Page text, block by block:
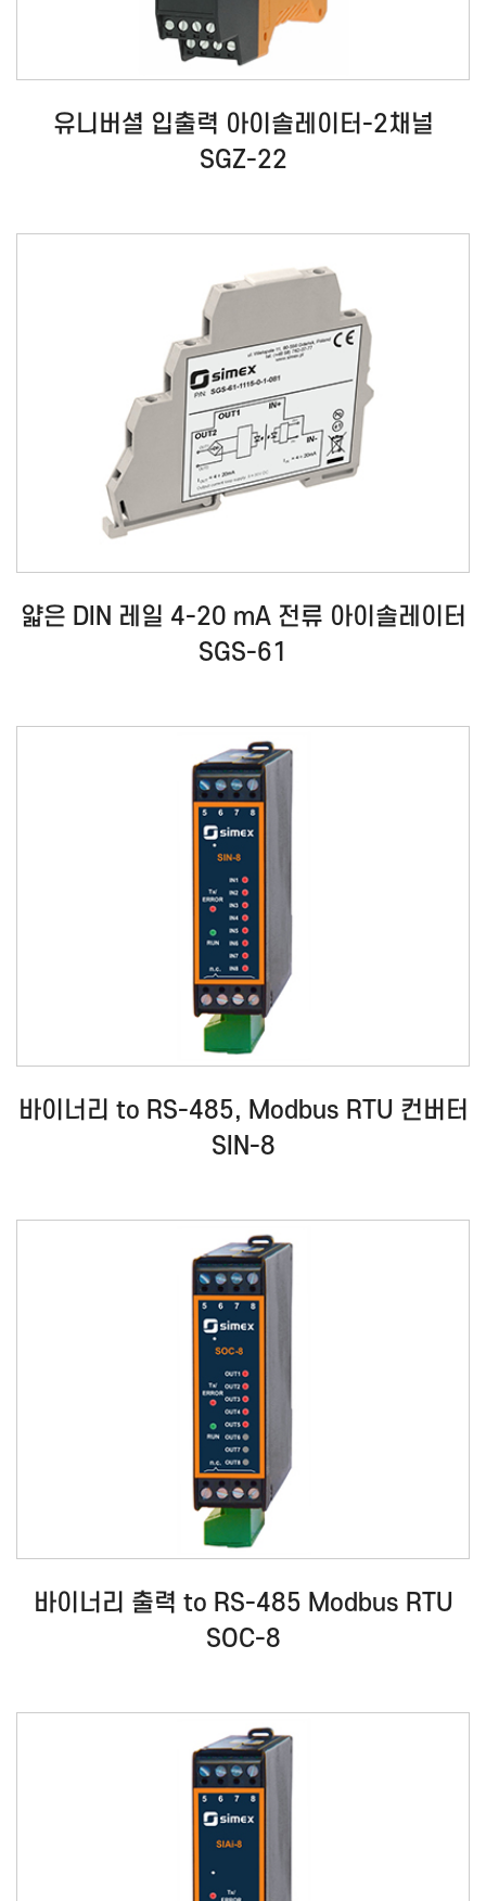
유니버셜 입출력 아이솔레이터-2채널
SGZ-22
얇은 DIN 레일 4-20 mA 전류 아이솔레이터
SGS-61
바이너리 to RS-485, Modbus RTU 컨버터
SIN-8
바이너리 출력 to RS-485 Modbus RTU
SOC-8